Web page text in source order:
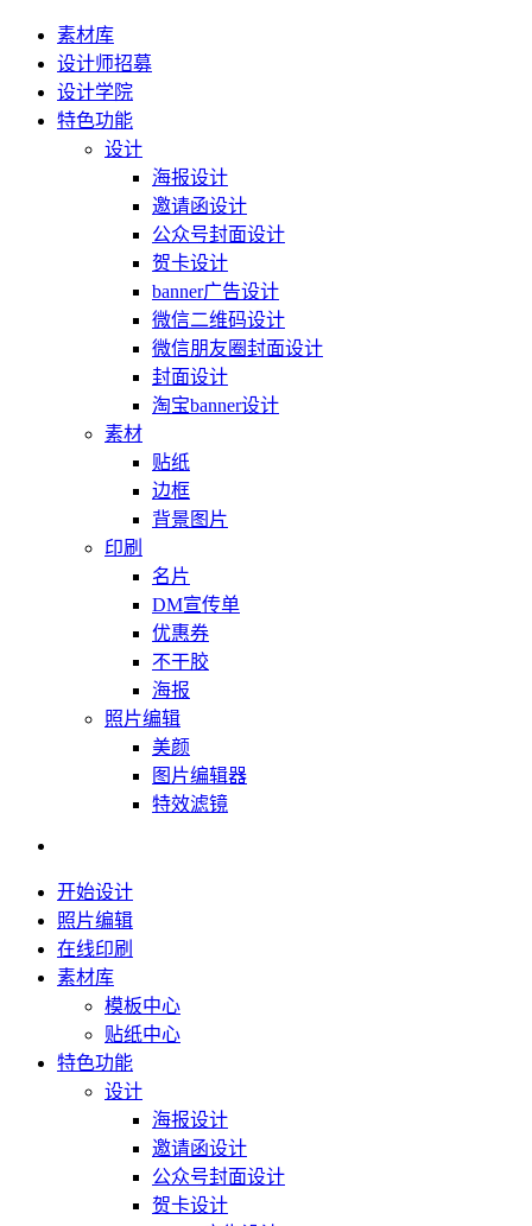
素材库
设计师招募
设计学院
特色功能
设计
海报设计
邀请函设计
公众号封面设计
贺卡设计
banner广告设计
微信二维码设计
微信朋友圈封面设计
封面设计
淘宝banner设计
素材
贴纸
边框
背景图片
印刷
名片
DM宣传单
优惠券
不干胶
海报
照片编辑
美颜
图片编辑器
特效滤镜
开始设计
照片编辑
在线印刷
素材库
模板中心
贴纸中心
特色功能
设计
海报设计
邀请函设计
公众号封面设计
贺卡设计